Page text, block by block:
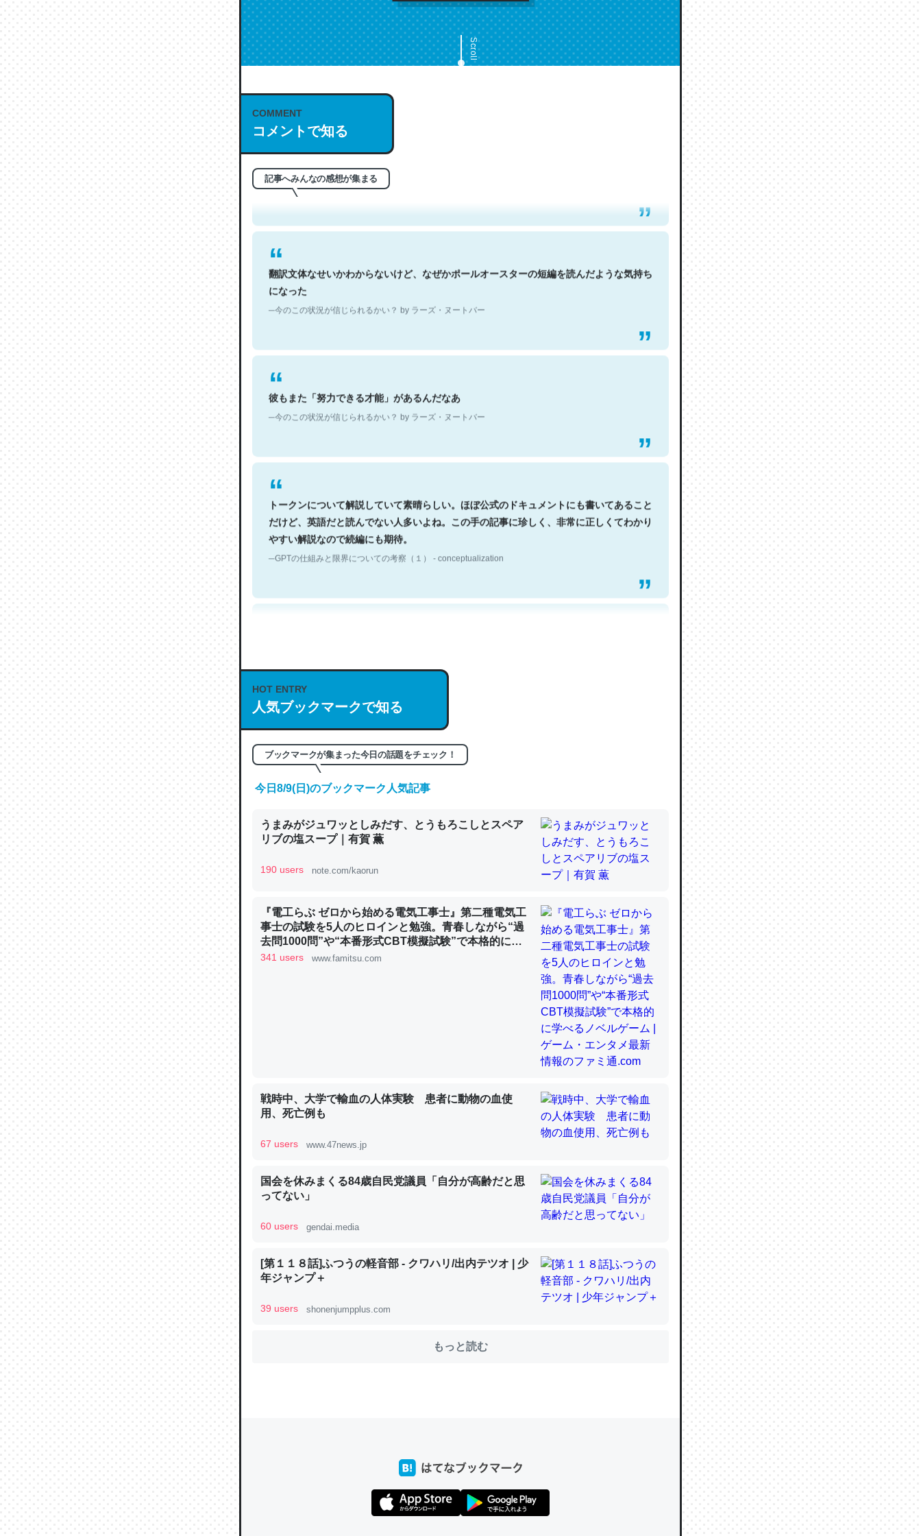
Scroll
COMMENT
コメントで知る
記事へみんなの感想が集まる
これは名文。彼はとてもクレバーなんだろうなと凄く思う。英語少しでも読める人は原文
もお勧め。自分はこの流れ好き。Let’s Fucking Go. Then Covid hit. Shit.
─今のこの状況が信じられるかい？ by ラーズ・ヌートバー
翻訳文体なせいかわからないけど、なぜかポールオースターの短編を読んだような気持ち
になった
─今のこの状況が信じられるかい？ by ラーズ・ヌートバー
彼もまた「努力できる才能」があるんだなあ
─今のこの状況が信じられるかい？ by ラーズ・ヌートバー
トークンについて解説していて素晴らしい。ほぼ公式のドキュメントにも書いてあること
だけど、英語だと読んでない人多いよね。この手の記事に珍しく、非常に正しくてわかり
やすい解説なので続編にも期待。
─GPTの仕組みと限界についての考察（１） - conceptualization
─GPTの仕組みと限界についての考察（１） - conceptualization
これは良記事。32768トークンだと英語小説100ページ分くらい。小説でいう「ずっと前
の伏線」は回収されないけど、短期記憶というには多い分量。進化すればするほど分かり
やすく強くなりそう
の600分の1程度。
─ニュース :: 【研究発表】昆虫学の大問題＝「昆虫はなぜ海にいないのか」に関する新仮説
論文では「淡水はカルシウムも酸素も不足してて両方に不利だから両方が拮抗してるので
は」とあって面白い。海にいる鋏角類（カブトガニ・ウミグモ）はカルシウムを使わずキ
類だと殻を無くしてナメクジになったり努力してるし。
─ニュース :: 【研究発表】昆虫学の大問題＝「昆虫はなぜ海にいないのか」に関する新仮説
ウチもEchoを実家に置いて４年。でたまに覗いてる。ぼちぼちRingも置こうかと画策
中。あと、Googleマップで位置情報を共有してる。電池残量や充電中かが分かるのでこ
─たまにLINEするくらいだった遠方の父67歳と僕。ITツール導入でコミュニケーションが劇的に変化し
を実質100倍以上に伸ばす効果があるはず……
─たまにLINEするくらいだった遠方の父67歳と僕。ITツール導入でコミュニケーションが劇的に変化し
HOT ENTRY
人気ブックマークで知る
ブックマークが集まった今日の話題をチェック！
今日8/9(日)のブックマーク人気記事
うまみがジュワッとしみだす、とうもろこしとスペア
リブの塩スープ｜有賀 薫
190 users note.com/kaorun
『電工らぶ ゼロから始める電気工事士』第二種電気工
事士の試験を5人のヒロインと勉強。青春しながら“過
去問1000問”や“本番形式CBT模擬試験”で本格的に学
べるノベルゲーム | ゲーム・エンタメ最新情報のファミ
341 users www.famitsu.com
戦時中、大学で輸血の人体実験 患者に動物の血使
用、死亡例も
67 users www.47news.jp
国会を休みまくる84歳自民党議員「自分が高齢だと思
ってない」
60 users gendai.media
[第１１８話]ふつうの軽音部 - クワハリ/出内テツオ | 少
年ジャンプ＋
39 users shonenjumpplus.com
もっと読む